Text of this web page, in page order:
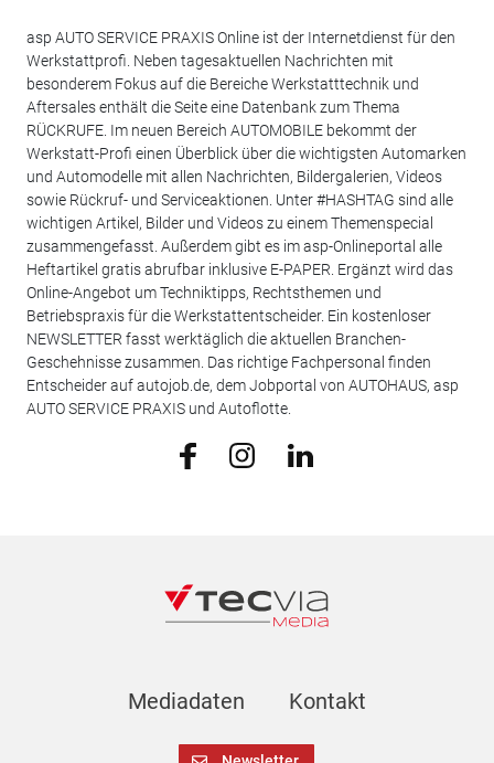
asp AUTO SERVICE PRAXIS Online ist der Internetdienst für den
Werkstattprofi. Neben tagesaktuellen Nachrichten mit
besonderem Fokus auf die Bereiche Werkstatttechnik und
Aftersales enthält die Seite eine Datenbank zum Thema
RÜCKRUFE. Im neuen Bereich AUTOMOBILE bekommt der
Werkstatt-Profi einen Überblick über die wichtigsten Automarken
und Automodelle mit allen Nachrichten, Bildergalerien, Videos
sowie Rückruf- und Serviceaktionen. Unter #HASHTAG sind alle
wichtigen Artikel, Bilder und Videos zu einem Themenspecial
zusammengefasst. Außerdem gibt es im asp-Onlineportal alle
Heftartikel gratis abrufbar inklusive E-PAPER. Ergänzt wird das
Online-Angebot um Techniktipps, Rechtsthemen und
Betriebspraxis für die Werkstattentscheider. Ein kostenloser
NEWSLETTER fasst werktäglich die aktuellen Branchen-
Geschehnisse zusammen. Das richtige Fachpersonal finden
Entscheider auf autojob.de, dem Jobportal von AUTOHAUS, asp
AUTO SERVICE PRAXIS und Autoflotte.
Mediadaten Kontakt